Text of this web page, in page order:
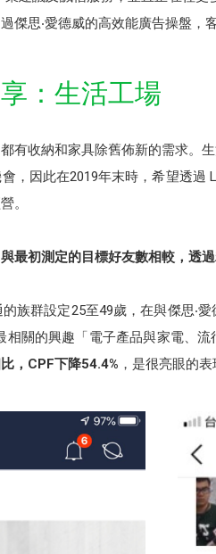
傑思‧愛德威的高效能廣告操盤，
：生活工場
有收納和家具除舊佈新的需求。
，因此在2019年末時，希望透
。
最初測定的目標好友數相較，透過
族群設定25至49歲，在與傑思‧
相關的興趣「電子產品與家電、
，CPF下降54.4% ，是很亮眼的表